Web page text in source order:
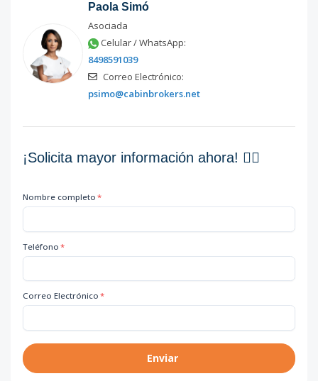
Paola Simó
Asociada
Celular / WhatsApp:
8498591039
Correo Electrónico:
psimo@cabinbrokers.net
¡Solicita mayor información ahora! 👇🏽
Nombre completo *
Teléfono *
Correo Electrónico *
Enviar